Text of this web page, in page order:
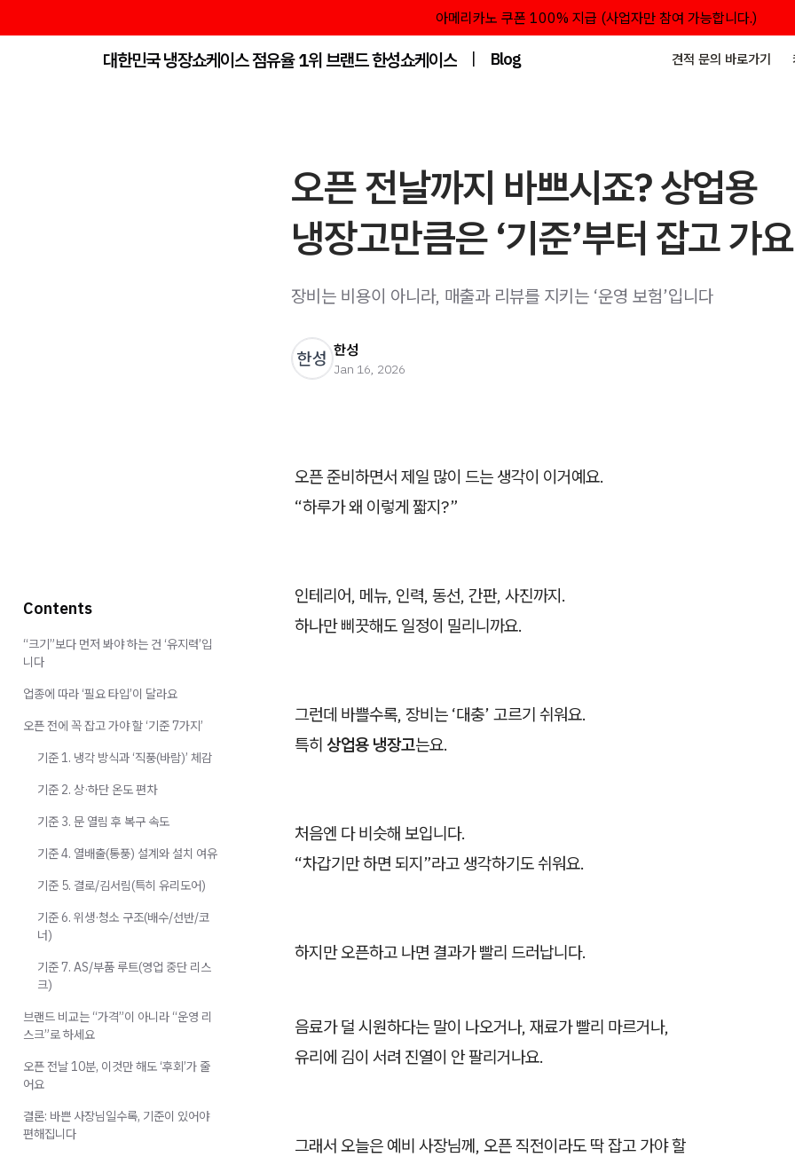
아메리카노 쿠폰 100% 지급 (사업자만 참여 가능합니다.)
대한민국 냉장쇼케이스 점유율 1위 브랜드 한성쇼케이스 | Blog 견적 문의 바로가기
오픈 전날까지 바쁘시죠? 상업용
냉장고만큼은 ‘기준’부터 잡고 가요
장비는 비용이 아니라, 매출과 리뷰를 지키는 ‘운영 보험’입니다
한성 한성
Jan 16, 2026
오픈 준비하면서 제일 많이 드는 생각이 이거예요.
“하루가 왜 이렇게 짧지?”
인테리어, 메뉴, 인력, 동선, 간판, 사진까지.
하나만 삐끗해도 일정이 밀리니까요.
그런데 바쁠수록, 장비는 ‘대충’ 고르기 쉬워요.
특히 상업용 냉장고는요.
처음엔 다 비슷해 보입니다.
“차갑기만 하면 되지”라고 생각하기도 쉬워요.
하지만 오픈하고 나면 결과가 빨리 드러납니다.
음료가 덜 시원하다는 말이 나오거나, 재료가 빨리 마르거나,
유리에 김이 서려 진열이 안 팔리거나요.
그래서 오늘은 예비 사장님께, 오픈 직전이라도 딱 잡고 가야 할
Contents
“크기”보다 먼저 봐야 하는 건 ‘유지력’입
니다
업종에 따라 ‘필요 타입’이 달라요
오픈 전에 꼭 잡고 가야 할 ‘기준 7가지’
기준 1. 냉각 방식과 ‘직풍(바람)’ 체감
기준 2. 상·하단 온도 편차
기준 3. 문 열림 후 복구 속도
기준 4. 열배출(통풍) 설계와 설치 여유
기준 5. 결로/김서림(특히 유리도어)
기준 6. 위생·청소 구조(배수/선반/코
너)
기준 7. AS/부품 루트(영업 중단 리스
크)
브랜드 비교는 “가격”이 아니라 “운영 리
스크”로 하세요
오픈 전날 10분, 이것만 해도 ‘후회’가 줄
어요
결론: 바쁜 사장님일수록, 기준이 있어야
편해집니다